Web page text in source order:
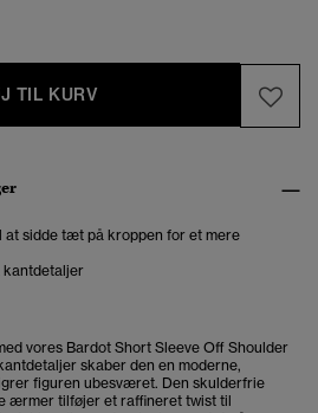
TIL KURV
at sidde tæt på kroppen for et mere
kantdetaljer
vores Bardot Short Sleeve Off Shoulder
skaber den en moderne,
figuren ubesværet. Den skulderfrie
ærmer tilføjer et raffineret twist til